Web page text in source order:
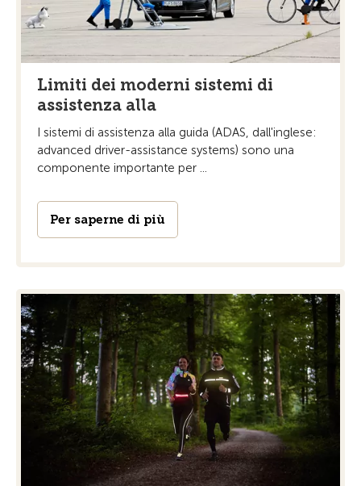
Limiti dei moderni sistemi di
assistenza alla
I sistemi di assistenza alla guida (ADAS, dall'inglese:
advanced driver-assistance systems) sono una
componente importante per ...
Per saperne di più